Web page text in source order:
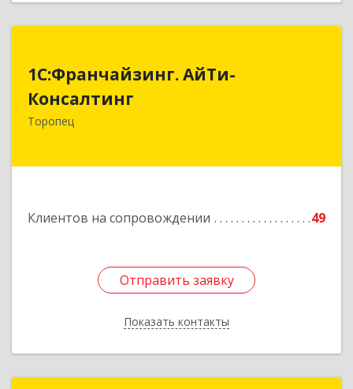
1С:Франчайзинг. АйТи-
Консалтинг
Торопец
Клиентов на сопровождении 49
Отправить заявку
Показать контакты
Консалтинг
Подробнее
Отправить заявку
Назад